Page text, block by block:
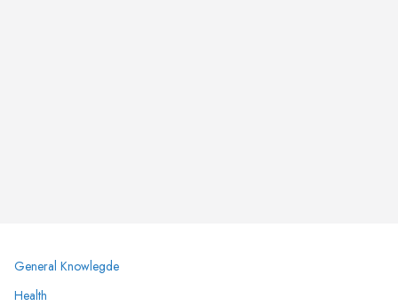
General Knowlegde
Health